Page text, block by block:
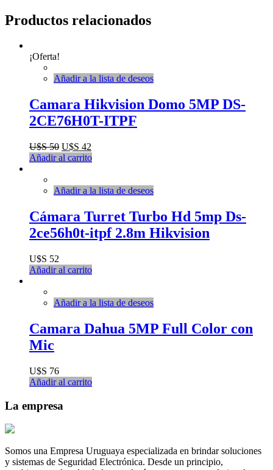
Productos relacionados
¡Oferta!
Añadir a la lista de deseos
Camara Hikvision Domo 5MP DS-
2CE76H0T-ITPF
U$S50 U$S 42
Añadir al carrito
Añadir a la lista de deseos
Cámara Turret Turbo Hd 5mp Ds-
2ce56h0t-itpf 2.8m Hikvision
U$S 52
Añadir al carrito
Añadir a la lista de deseos
Camara Dahua 5MP Full Color con
Mic
U$S 76
Añadir al carrito
La empresa
Somos una Empresa Uruguaya especializada en brindar soluciones
y sistemas de Seguridad Electrónica. Desde un principio,